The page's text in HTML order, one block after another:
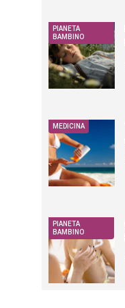
PIANETA
BAMBINO
MEDICINA
PIANETA
BAMBINO